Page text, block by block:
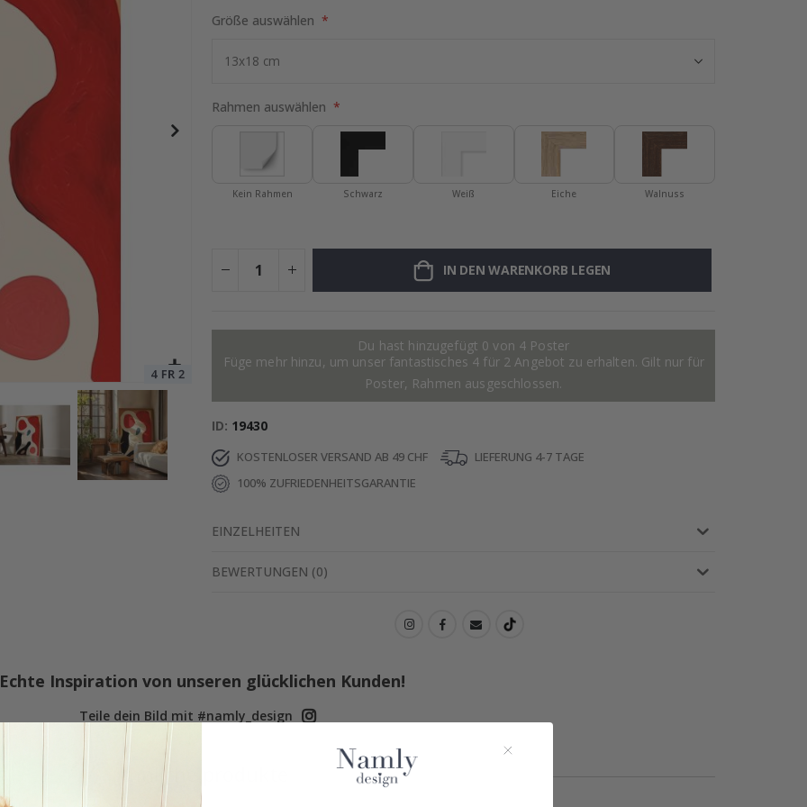
Größe auswählen
Rahmen auswählen
Kein Rahmen Schwarz Weiß Eiche Walnuss
IN DEN WARENKORB LEGEN
Du hast hinzugefügt 0 von 4 Poster
Füge mehr hinzu, um unser fantastisches 4 für 2 Angebot zu erhalten. Gilt nur für
Poster, Rahmen ausgeschlossen.
ID 19430
KOSTENLOSER VERSAND AB 49 CHF
LIEFERUNG 4-7 TAGE
100% ZUFRIEDENHEITSGARANTIE
EINZELHEITEN
BEWERTUNGEN (0)
Echte Inspiration von unseren glücklichen Kunden!
Teile dein Bild mit #namly_design
Ähnliche produkte